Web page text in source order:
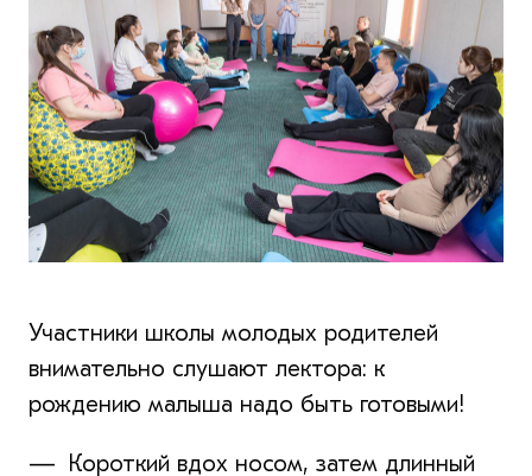
Участники школы молодых родителей
внимательно слушают лектора: к
рождению малыша надо быть готовыми!
— Короткий вдох носом, затем длинный